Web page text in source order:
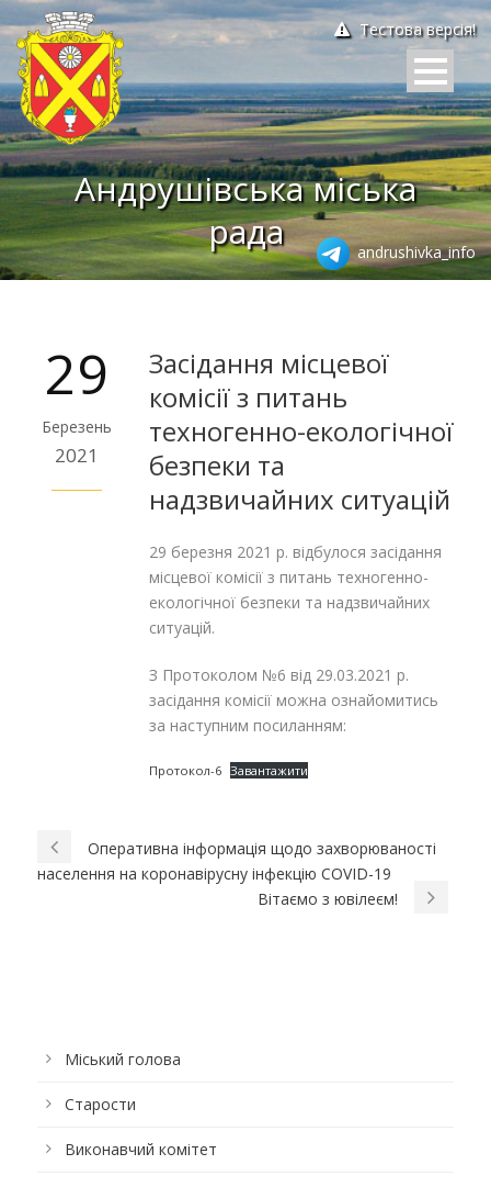
Тестова версія!
Андрушівська міська
рада
andrushivka_info
29
Березень
2021
Засідання місцевої
комісії з питань
техногенно-екологічної
безпеки та
надзвичайних ситуацій
29 березня 2021 р. відбулося засідання
місцевої комісії з питань техногенно-
екологічної безпеки та надзвичайних
ситуацій.
З Протоколом №6 від 29.03.2021 р.
засідання комісії можна ознайомитись
за наступним посиланням:
Протокол-6 Завантажити
Оперативна інформація щодо захворюваності
населення на коронавірусну інфекцію COVID-19
Вітаємо з ювілеєм!
Міський голова
Старости
Виконавчий комітет